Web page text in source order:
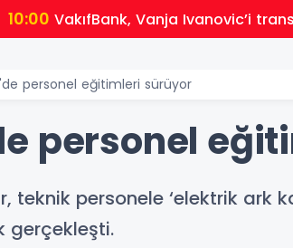
10:00 VakıfBank, Vanja Ivanovic’i
personel eğitimleri sürüyor
personel
teknik personele ‘elektrik ark
gerçekleşti.